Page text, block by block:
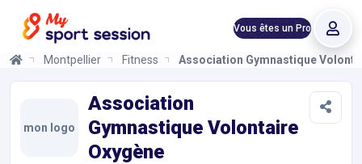
Vous êtes un Pro
Montpellier Fitness Association Gymnastique
mon logo
Association
Gymnastique Volontaire
Oxygène